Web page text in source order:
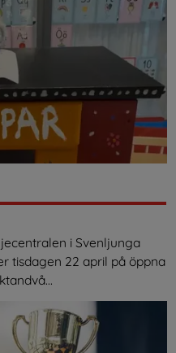
i Svenljunga
tisdagen 22 april på öppna